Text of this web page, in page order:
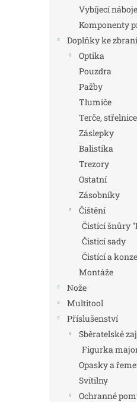
Vybíjecí náboje
Komponenty
Doplňky ke
Optika
Pouzdra
Pažby
Tlumiče
Terče, střelnice
Záslepky
Balistika
Trezory
Ostatní
Zásobníky
Čištění
Čistící šnůry
Čistící sady
Čistící a
Montáže
Nože
Multitool
Příslušenství
Sběratelské
Figurka
Opasky a
Svítilny
Ochranné